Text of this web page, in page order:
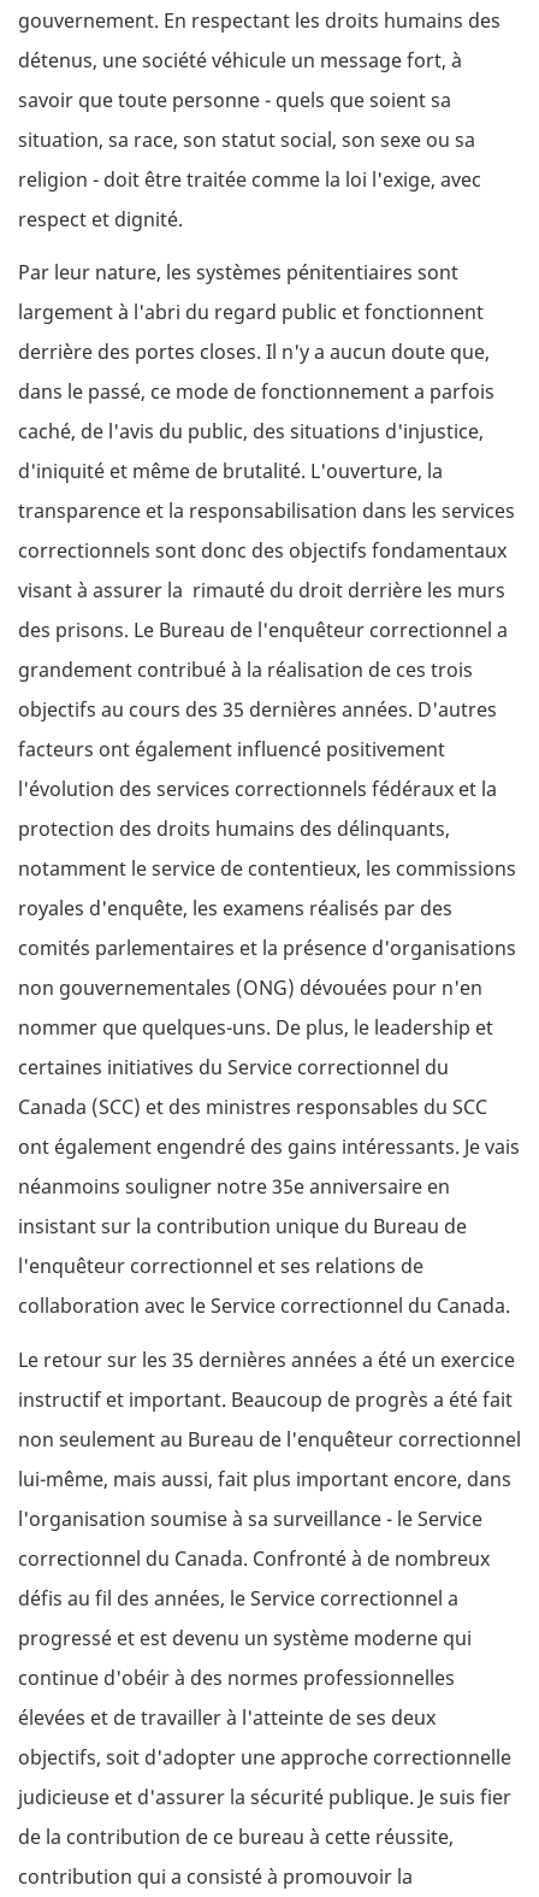
gouvernement. En respectant les droits humains des
détenus, une société véhicule un message fort, à
savoir que toute personne - quels que soient sa
situation, sa race, son statut social, son sexe ou sa
religion - doit être traitée comme la loi l'exige, avec
respect et dignité.
Par leur nature, les systèmes pénitentiaires sont
largement à l'abri du regard public et fonctionnent
derrière des portes closes. Il n'y a aucun doute que,
dans le passé, ce mode de fonctionnement a parfois
caché, de l'avis du public, des situations d'injustice,
d'iniquité et même de brutalité. L'ouverture, la
transparence et la responsabilisation dans les services
correctionnels sont donc des objectifs fondamentaux
visant à assurer la rimauté du droit derrière les murs
des prisons. Le Bureau de l'enquêteur correctionnel a
grandement contribué à la réalisation de ces trois
objectifs au cours des 35 dernières années. D'autres
facteurs ont également influencé positivement
l'évolution des services correctionnels fédéraux et la
protection des droits humains des délinquants,
notamment le service de contentieux, les commissions
royales d'enquête, les examens réalisés par des
comités parlementaires et la présence d'organisations
non gouvernementales (ONG) dévouées pour n'en
nommer que quelques-uns. De plus, le leadership et
certaines initiatives du Service correctionnel du
Canada (SCC) et des ministres responsables du SCC
ont également engendré des gains intéressants. Je vais
néanmoins souligner notre 35e anniversaire en
insistant sur la contribution unique du Bureau de
l'enquêteur correctionnel et ses relations de
collaboration avec le Service correctionnel du Canada.
Le retour sur les 35 dernières années a été un exercice
instructif et important. Beaucoup de progrès a été fait
non seulement au Bureau de l'enquêteur correctionnel
lui-même, mais aussi, fait plus important encore, dans
l'organisation soumise à sa surveillance - le Service
correctionnel du Canada. Confronté à de nombreux
défis au fil des années, le Service correctionnel a
progressé et est devenu un système moderne qui
continue d'obéir à des normes professionnelles
élevées et de travailler à l'atteinte de ses deux
objectifs, soit d'adopter une approche correctionnelle
judicieuse et d'assurer la sécurité publique. Je suis fier
de la contribution de ce bureau à cette réussite,
contribution qui a consisté à promouvoir la